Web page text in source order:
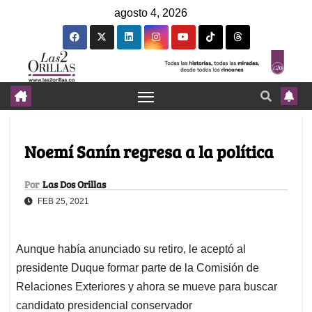
agosto 4, 2026
Noemí Sanín regresa a la política
Por Las Dos Orillas
FEB 25, 2021
Aunque había anunciado su retiro, le aceptó al
presidente Duque formar parte de la Comisión de
Relaciones Exteriores y ahora se mueve para buscar
candidato presidencial conservador